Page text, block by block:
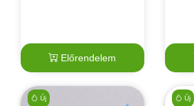
Előrendelem
Új Új